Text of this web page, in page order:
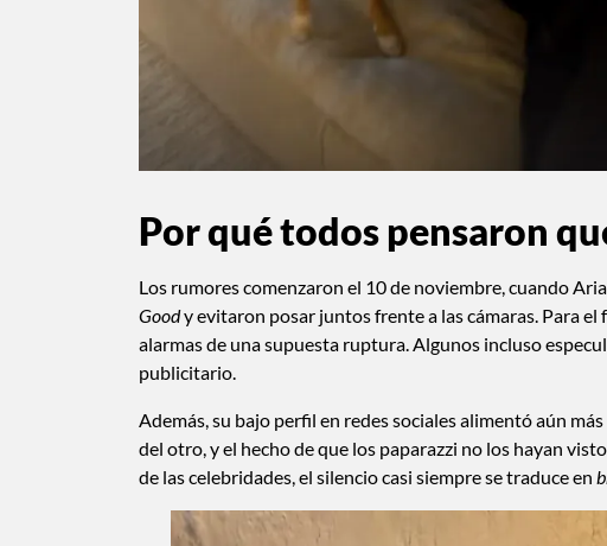
Por qué todos pensaron
Los rumores comenzaron el 10 de noviembre, cuando
Goody evitaron posar juntos frente a las cámaras. Para
alarmas de una supuesta ruptura. Algunos incluso
publicitario.
Además, su bajo perfil en redes sociales alimentó aún
del otro, y el hecho de que los paparazzi no los hayan
de las celebridades, el silencio casi siempre se traduce en